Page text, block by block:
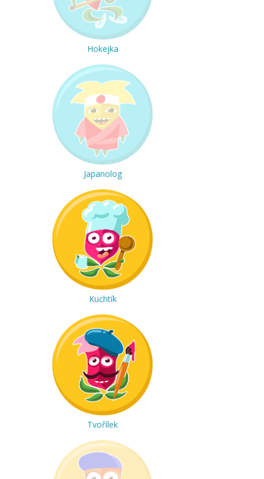
Hokejka
Japanolog
Kuchtík
Tvořílek